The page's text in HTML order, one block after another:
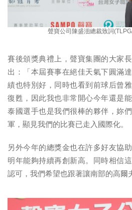
聲寶公司陳盛沺總裁致詞
賽後頒獎典禮上，聲寶集團的大家
出：「本屆賽事在絕佳天氣下圓滿
績也特別好，同時也看到前球后曾
復甦，因此我也非常開心今年還是
泰國選手也是我們很棒的夥伴，妳
軍，顯見我們的比賽已走入國際化。
另外今年的總獎金也在許多好友協
明年能夠持續再創新高。同時相信
認可，我們希望也跟著讓南部的高爾